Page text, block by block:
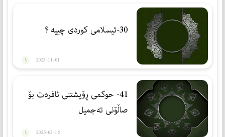
30-ئیسلامی كوردی چییه ؟
2023-11-01
41- حوكمی ڕۆیشتنی ئافرەت بۆ
صاڵۆنی تەجمیل
2025-03-16